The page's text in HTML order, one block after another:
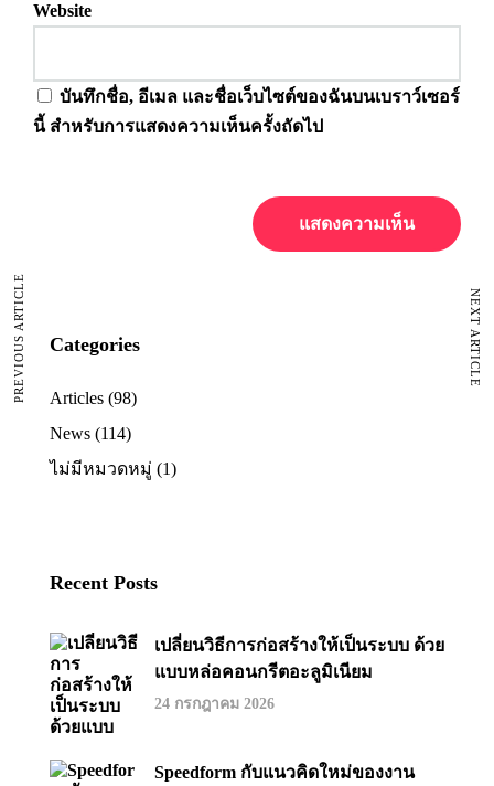
Website
บันทึกชื่อ, อีเมล และชื่อเว็บไซต์ของฉันบนเบราว์เซอร์
นี้ สำหรับการแสดงความเห็นครั้งถัดไป
PREVIOUS ARTICLE NEXT ARTICLE
Categories
Articles (98)
News (114)
ไม่มีหมวดหมู่ (1)
Recent Posts
เปลี่ยนวิธีการก่อสร้างให้เป็นระบบ ด้วย
แบบหล่อคอนกรีตอะลูมิเนียม
24 กรกฎาคม 2026
Speedform กับแนวคิดใหม่ของงาน